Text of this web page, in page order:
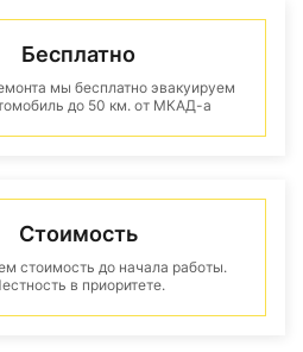
Бесплатно
мы бесплатно эвакуируем
до 50 км. от МКАД-а
Стоимость
стоимость до начала работы.
в приоритете.